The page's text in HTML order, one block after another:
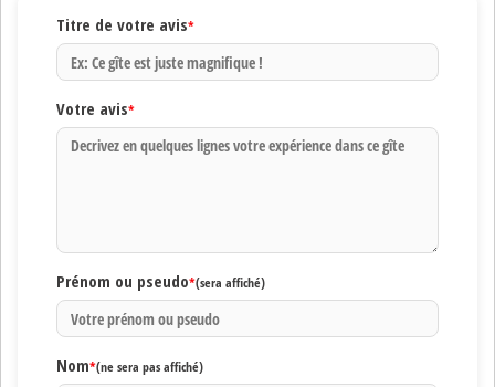
Titre de votre avis*
Votre avis*
Prénom ou pseudo*(sera affiché)
Nom*(ne sera pas affiché)